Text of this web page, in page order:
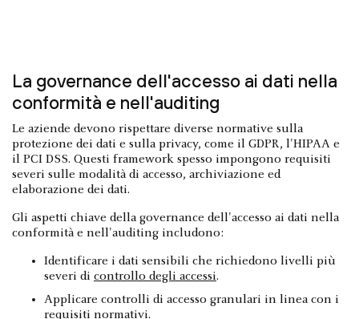
La governance dell'accesso ai dati nella
conformità e nell'auditing
Le aziende devono rispettare diverse normative sulla
protezione dei dati e sulla privacy, come il GDPR, l'HIPAA e
il PCI DSS. Questi framework spesso impongono requisiti
severi sulle modalità di accesso, archiviazione ed
elaborazione dei dati.
Gli aspetti chiave della governance dell'accesso ai dati nella
conformità e nell'auditing includono:
Identificare i dati sensibili che richiedono livelli più
severi di controllo degli accessi.
Applicare controlli di accesso granulari in linea con i
requisiti normativi.